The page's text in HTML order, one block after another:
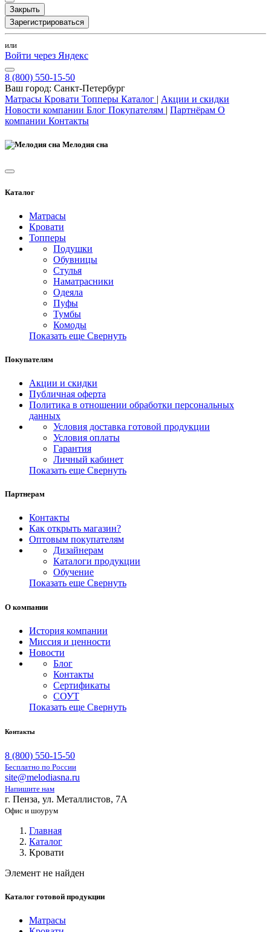
Закрыть
Зарегистрироваться
или
Войти через Яндекс
8 (800) 550-15-50
Ваш город: Санкт-Петербург
Матрасы Кровати Топперы Каталог | Акции и скидки
Новости компании Блог Покупателям | Партнёрам О
компании Контакты
Мелодия сна
Каталог
Матрасы
Кровати
Топперы
Подушки
Обувницы
Стулья
Наматрасники
Одеяла
Пуфы
Тумбы
Комоды
Показать еще Свернуть
Покупателям
Акции и скидки
Публичная оферта
Политика в отношении обработки персональных
данных
Условия доставка готовой продукции
Условия оплаты
Гарантия
Личный кабинет
Показать еще Свернуть
Партнерам
Контакты
Как открыть магазин?
Оптовым покупателям
Дизайнерам
Каталоги продукции
Обучение
Показать еще Свернуть
О компании
История компании
Миссия и ценности
Новости
Блог
Контакты
Сертификаты
СОУТ
Показать еще Свернуть
Контакты
8 (800) 550-15-50
Бесплатно по России
site@melodiasna.ru
Напишите нам
г. Пенза, ул. Металлистов, 7А
Офис и шоурум
Главная
Каталог
Кровати
Элемент не найден
Каталог готовой продукции
Матрасы